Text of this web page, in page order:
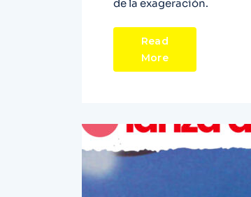
de la exageración.
Read
More